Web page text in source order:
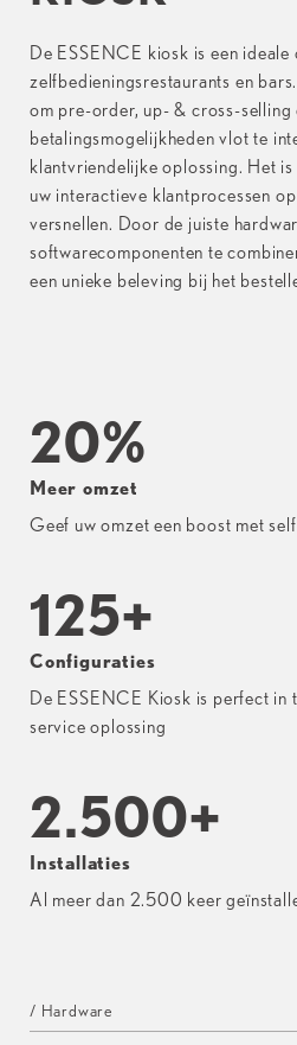
De ESSENCE kiosk is een
zelfbedieningsrestaurants en
om pre-order, up- & cross-selling
betalingsmogelijkheden vlot te
klantvriendelijke oplossing. Het
uw interactieve klantprocessen
versnellen. Door de juiste
softwarecomponenten te
een unieke beleving bij het
20%
Meer omzet
Geef uw omzet een boost met
125+
Configuraties
De ESSENCE Kiosk is perfect in
service oplossing
2.500+
Installaties
Al meer dan 2.500 keer
/ Hardware